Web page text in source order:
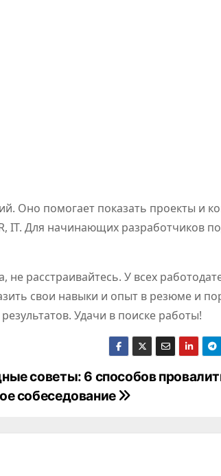
Оно помогает показать проекты и
IT. Для начинающих разработчиков
не расстраивайтесь. У всех
свои навыки и опыт в резюме и
Удачи в поиске работы!
советы: 6 способов
собеседование